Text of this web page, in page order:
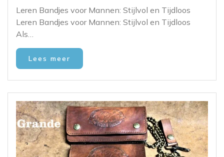
Leren Bandjes voor Mannen: Stijlvol en Tijdloos
Leren Bandjes voor Mannen: Stijlvol en Tijdloos
Als…
Lees meer